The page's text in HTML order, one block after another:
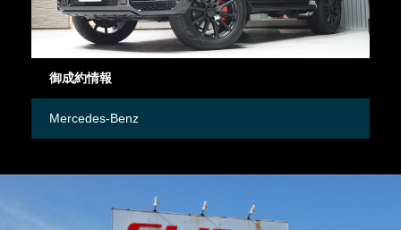
御成約情報
Mercedes-Benz